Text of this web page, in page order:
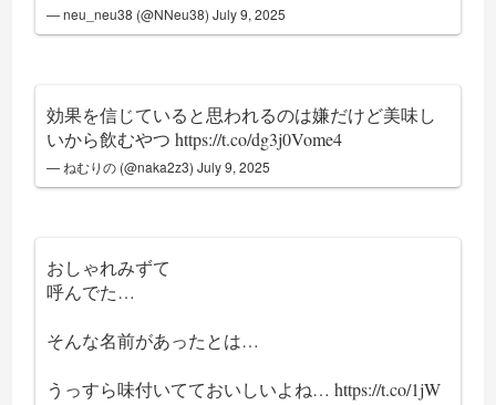
— neu_neu38 (@NNeu38)July 9, 2025
効果を信じていると思われるのは嫌だけど美味し
いから飲むやつhttps://t.co/dg3j0Vome4
— ねむりの (@naka2z3)July 9, 2025
おしゃれみずて
呼んでた…
そんな名前があったとは…
うっすら味付いてておいしいよね…https://t.co/1jW